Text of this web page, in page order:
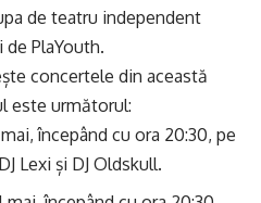
de teatru independent
de PlaYouth.
concertele din această
este următorul:
începând cu ora 20:30, pe
Lexi și DJ Oldskull.